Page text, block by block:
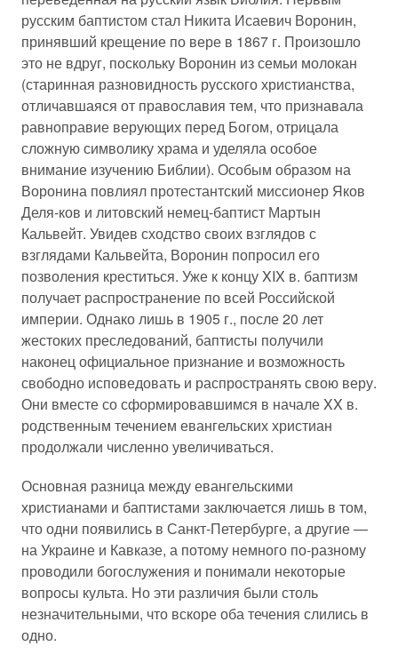
русским баптистом стал Никита Исаевич Воронин,
принявший крещение по вере в 1867 г. Произошло
это не вдруг, поскольку Воронин из семьи молокан
(старинная разновидность русского христианства,
отличавшаяся от православия тем, что признавала
равноправие верующих перед Богом, отрицала
сложную символику храма и уделяла особое
внимание изучению Библии). Особым образом на
Воронина повлиял протестантский миссионер Яков
Деля-ков и литовский немец-баптист Мартын
Кальвейт. Увидев сходство своих взглядов с
взглядами Кальвейта, Воронин попросил его
позволения креститься. Уже к концу XIX в. баптизм
получает распространение по всей Российской
империи. Однако лишь в 1905 г., после 20 лет
жестоких преследований, баптисты получили
наконец официальное признание и возможность
свободно исповедовать и распространять свою веру.
Они вместе со сформировавшимся в начале XX в.
родственным течением евангельских христиан
продолжали численно увеличиваться.
Основная разница между евангельскими
христианами и баптистами заключается лишь в том,
что одни появились в Санкт-Петербурге, а другие —
на Украине и Кавказе, а потому немного по-разному
проводили богослужения и понимали некоторые
вопросы культа. Но эти различия были столь
незначительными, что вскоре оба течения слились в
одно.